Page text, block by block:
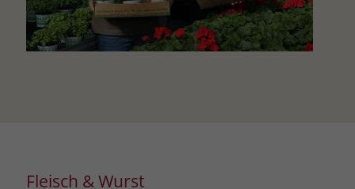
Fleisch & Wurst
welche Werbeanzeige geklickt wurde,
sodass erzielte Erfolge wie z.B.
Bestellungen oder Kontaktanfragen der
Laufzeit 90 Tage